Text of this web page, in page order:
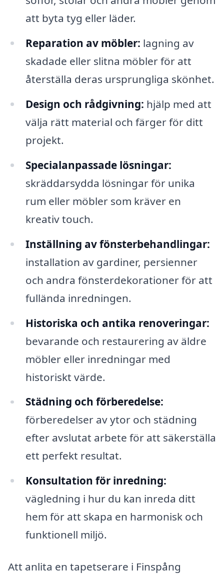
att byta tyg eller läder.
Reparation av möbler: lagning av
skadade eller slitna möbler för att
återställa deras ursprungliga skönhet.
Design och rådgivning: hjälp med att
välja rätt material och färger för ditt
projekt.
Specialanpassade lösningar:
skräddarsydda lösningar för unika
rum eller möbler som kräver en
kreativ touch.
Inställning av fönsterbehandlingar:
installation av gardiner, persienner
och andra fönsterdekorationer för att
fullända inredningen.
Historiska och antika renoveringar:
bevarande och restaurering av äldre
möbler eller inredningar med
historiskt värde.
Städning och förberedelse:
förberedelser av ytor och städning
efter avslutat arbete för att säkerställa
ett perfekt resultat.
Konsultation för inredning:
vägledning i hur du kan inreda ditt
hem för att skapa en harmonisk och
funktionell miljö.
Att anlita en tapetserare i Finspång